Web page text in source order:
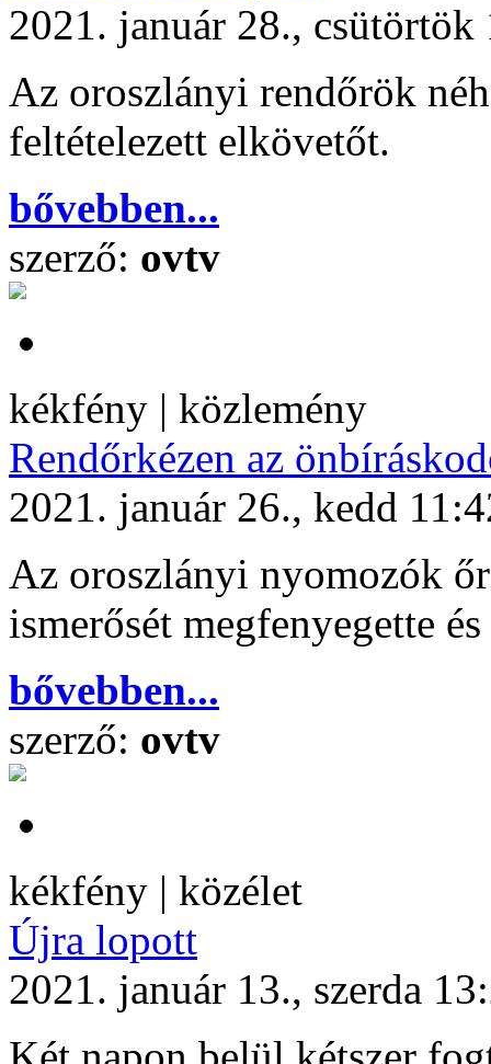
2021. január 28., csütörtök
Az oroszlányi rendőrök
feltételezett elkövetőt.
bővebben...
szerző: ovtv
kékfény | közlemény
Rendőrkézen az
2021. január 26., kedd
Az oroszlányi nyomozók
ismerősét megfenyegette
bővebben...
szerző: ovtv
kékfény | közélet
Újra lopott
2021. január 13., szerda